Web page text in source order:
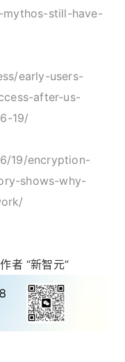
still-have-
early-users-
after-us-
19/
19/encryption-
shows-why-
者 “新智元”